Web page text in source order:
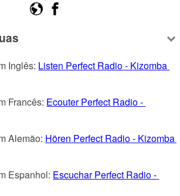
Inglês: Listen Perfect Radio - Kizomba
Francês: Ecouter Perfect Radio -
Alemão: Hören Perfect Radio - Kizomba
Espanhol: Escuchar Perfect Radio -